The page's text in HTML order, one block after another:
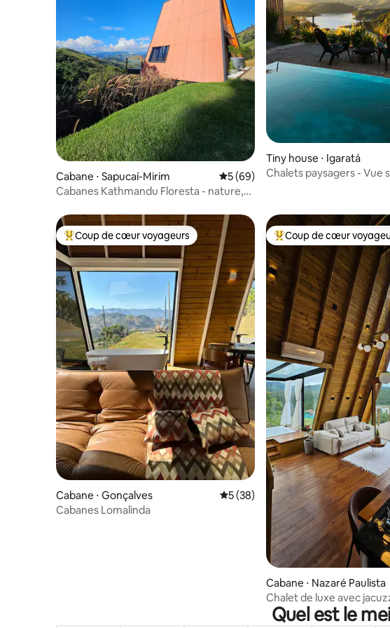
Cabane ⋅ Sapucaí-Mirim Évaluation moyenne sur la base de
5 (69)
Cabanes Kathmandu Floresta - nature,
Tiny house ⋅ Igaratá
Chalets paysagers - Vue
Coups de cœur voyageurs les plus appréciés
Coup de cœur voyageurs
Cabane ⋅ Gonçalves Évaluation moyenne sur la base de
5 (38)
Cabanes Lomalinda
Coups de cœur
Coup de cœur
Cabane ⋅ Nazaré Paulista
Chalet de luxe avec
cheminée et lac
Quel est le